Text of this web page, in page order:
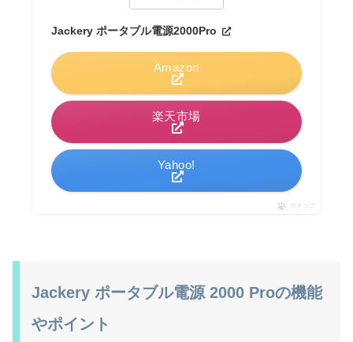
Jackery ポータブル電源2000Pro
Amazon
楽天市場
Yahoo!
ポチップ
Jackery ポータブル電源 2000 Proの機能
やポイント